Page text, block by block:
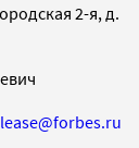
2-я, д.